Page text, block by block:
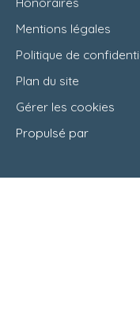
Mentions légales
Politique de
Plan du site
Gérer les cookies
Propulsé par